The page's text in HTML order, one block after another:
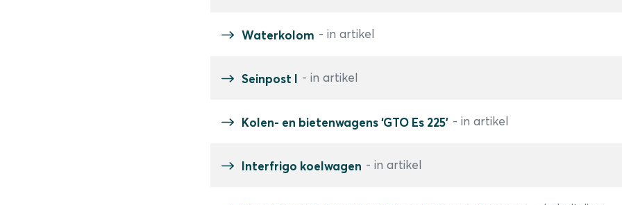
Waterkolom - in artikel
Seinpost I - in artikel
Kolen- en bietenwagens ‘GTO Es 225’ - in artikel
Interfrigo koelwagen - in artikel